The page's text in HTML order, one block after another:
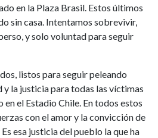
en la Plaza Brasil. Estos últimos
sin casa. Intentamos sobrevivir,
y solo voluntad para seguir
listos para seguir peleando
y la justicia para todas las víctimas
el Estadio Chile. En todos estos
con el amor y la convicción de
esa justicia del pueblo la que ha